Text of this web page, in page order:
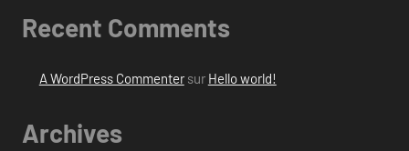
Recent Comments
A WordPress Commentersur Hello world!
Archives